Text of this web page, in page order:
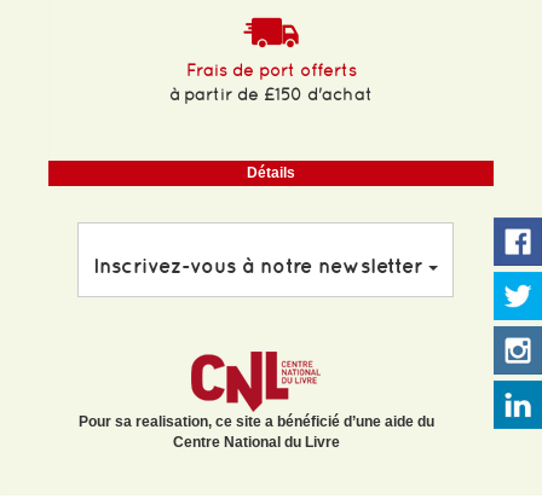
Frais de port offerts
à partir de £150 d'achat
Détails
Inscrivez-vous à notre newsletter
Pour sa realisation, ce site a bénéficié d’une aide du
Centre National du Livre